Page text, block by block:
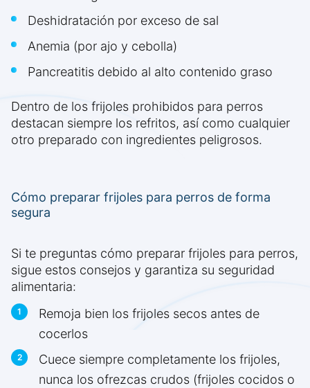
Deshidratación por exceso de sal
Anemia (por ajo y cebolla)
Pancreatitis debido al alto contenido graso
Dentro de los frijoles prohibidos para perros
destacan siempre los refritos, así como cualquier
otro preparado con ingredientes peligrosos.
Cómo preparar frijoles para perros de forma
segura
Si te preguntas cómo preparar frijoles para perros,
sigue estos consejos y garantiza su seguridad
alimentaria:
Remoja bien los frijoles secos antes de
cocerlos
Cuece siempre completamente los frijoles,
nunca los ofrezcas crudos (frijoles cocidos o